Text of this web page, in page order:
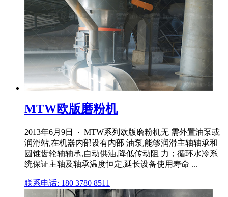
MTW欧版磨粉机
2013年6月9日 · MTW系列欧版磨粉机无 需外置油泵或
润滑站,在机器内部设有内部 油泵,能够润滑主轴轴承和
圆锥齿轮轴轴承,自动供油,降低传动阻 力；循环水冷系
统保证主轴及轴承温度恒定,延长设备使用寿命 ...
联系电话: 180 3780 8511